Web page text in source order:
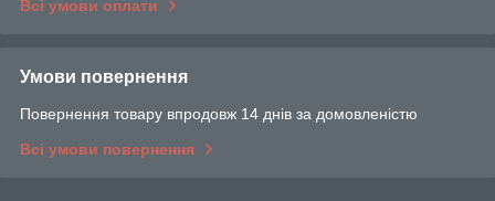
Всі умови оплати
Умови повернення
Повернення товару впродовж 14 днів за домовленістю
Всі умови повернення